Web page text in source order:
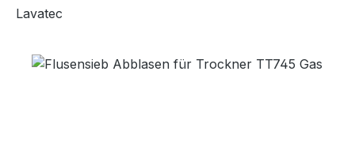
Lavatec
Bildergalerie überspringen